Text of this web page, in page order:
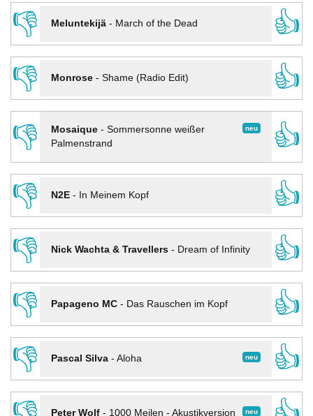
👎
Meluntekijä- March of the Dead
👍
👎
Monrose- Shame (Radio Edit)
👍
👎
neu
Mosaique- Sommersonne weißer
Palmenstrand
👍
👎
N2E- In Meinem Kopf
👍
👎
Nick Wachta & Travellers- Dream of Infinity
👍
👎
Papageno MC- Das Rauschen im Kopf
👍
👎
neu
Pascal Silva- Aloha
👍
neu
Peter Wolf- 1000 Meilen - Akustikversion